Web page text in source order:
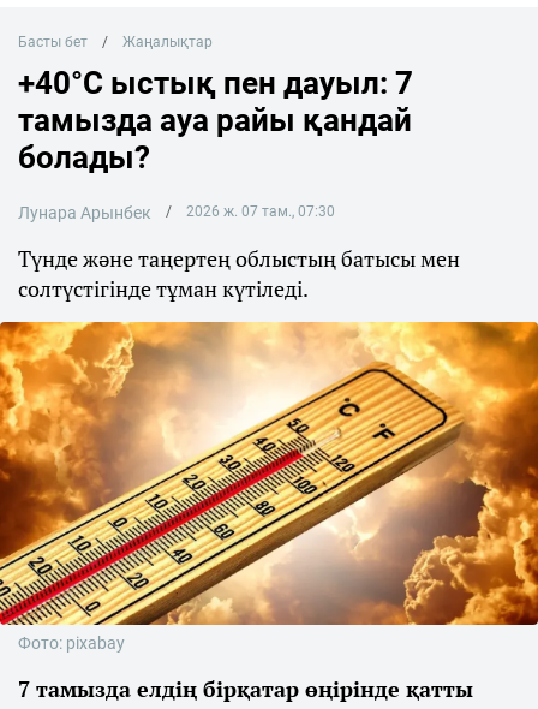
Басты бет Жаңалықтар
+40°C ыстық пен дауыл: 7
тамызда ауа райы қандай
болады?
Лунара Арынбек 2026 ж. 07 там., 07:30
Түнде және таңертең облыстың батысы мен
солтүстігінде тұман күтіледі.
Фото: pixabay
7 тамызда елдің бірқатар өңірінде қатты